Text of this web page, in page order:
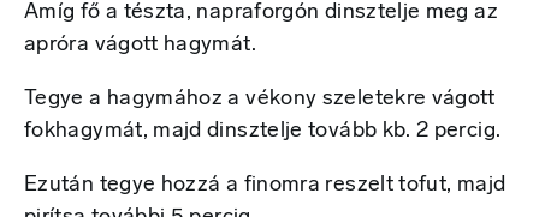
Amíg fő a tészta, napraforgón dinsztelje meg az
apróra vágott hagymát.
Tegye a hagymához a vékony szeletekre vágott
fokhagymát, majd dinsztelje tovább kb. 2 percig.
Ezután tegye hozzá a finomra reszelt tofut, majd